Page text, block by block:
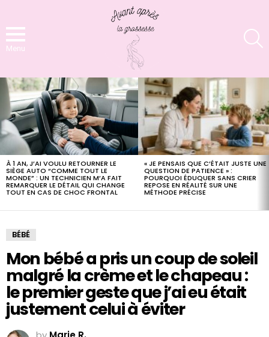
Menu
LATEST
STORIES
À 1 AN, J’AI VOULU RETOURNER LE
SIÈGE AUTO “COMME TOUT LE
MONDE” : UN TECHNICIEN M’A FAIT
REMARQUER LE DÉTAIL QUI CHANGE
TOUT EN CAS DE CHOC FRONTAL
« JE PENSAIS QUE C’ÉTAIT JUSTE UNE
QUESTION DE PATIENCE » :
POURQUOI ÉDUQUER SANS CRIER
REPOSE EN RÉALITÉ SUR UNE
MÉTHODE PRÉCISE
BÉBÉ
Mon bébé a pris un coup de soleil
malgré la crème et le chapeau :
le premier geste que j’ai eu était
justement celui à éviter